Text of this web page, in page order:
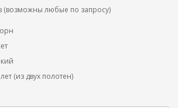
(возможны любые по запросу)
(из двух полотен)